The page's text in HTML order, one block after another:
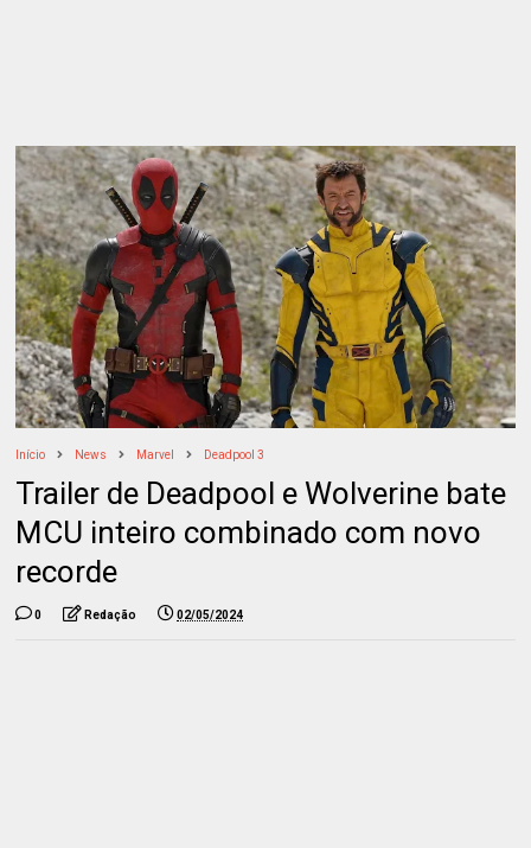
Início News Marvel Deadpool 3
Trailer de Deadpool e Wolverine bate
MCU inteiro combinado com novo
recorde
0 Redação 02/05/2024